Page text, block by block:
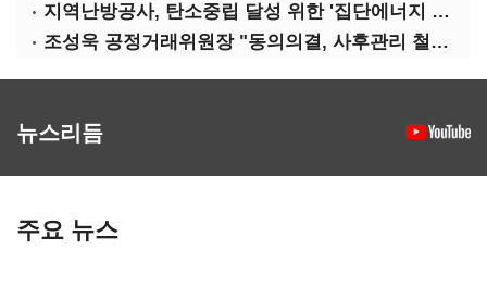
지역난방공사, 탄소중립 달성 위한 '집단에너지 컨퍼런스' 개최
조성욱 공정거래위원장 "동의의결, 사후관리 철저히 이뤄져야"
뉴스리듬
주요 뉴스